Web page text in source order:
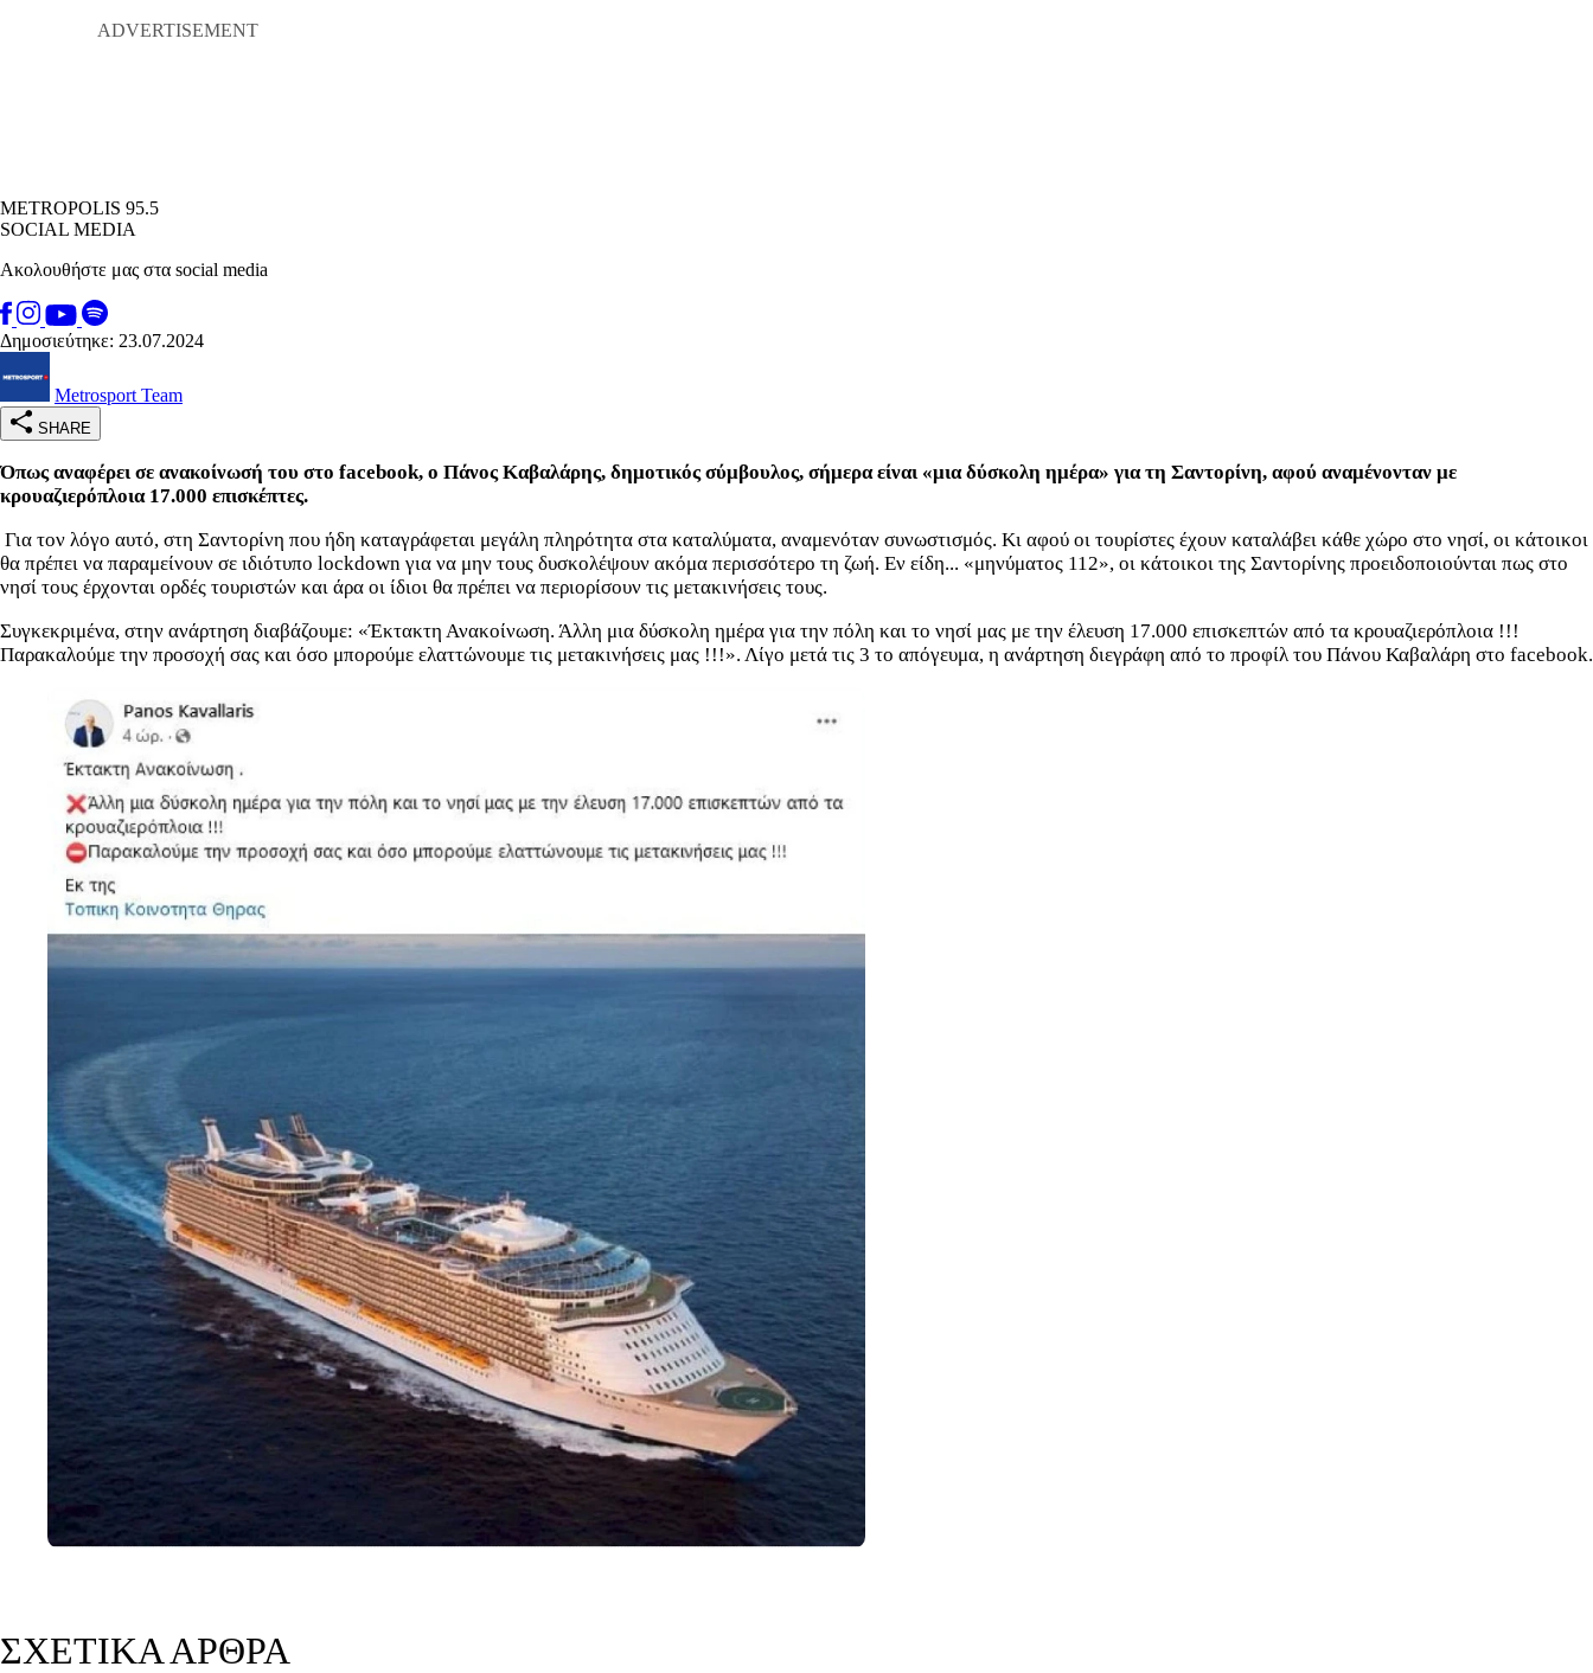
METROPOLIS 95.5
SOCIAL MEDIA
Ακολουθήστε μας στα social media
Δημοσιεύτηκε: 23.07.2024
Metrosport Team
SHARE
Όπως αναφέρει σε ανακοίνωσή του στο facebook, ο Πάνος Καβαλάρης, δημοτικός σύμβουλος, σήμερα είναι «μια δύσκολη ημέρα» για τη Σαντορίνη, αφού αναμένονταν με
κρουαζιερόπλοια 17.000 επισκέπτες.
Για τον λόγο αυτό, στη Σαντορίνη που ήδη καταγράφεται μεγάλη πληρότητα στα καταλύματα, αναμενόταν συνωστισμός. Κι αφού οι τουρίστες έχουν καταλάβει κάθε χώρο στο νησί, οι κάτοικοι
θα πρέπει να παραμείνουν σε ιδιότυπο lockdown για να μην τους δυσκολέψουν ακόμα περισσότερο τη ζωή. Εν είδη... «μηνύματος 112», οι κάτοικοι της Σαντορίνης προειδοποιούνται πως στο
νησί τους έρχονται ορδές τουριστών και άρα οι ίδιοι θα πρέπει να περιορίσουν τις μετακινήσεις τους.
Συγκεκριμένα, στην ανάρτηση διαβάζουμε: «Έκτακτη Ανακοίνωση. Άλλη μια δύσκολη ημέρα για την πόλη και το νησί μας με την έλευση 17.000 επισκεπτών από τα κρουαζιερόπλοια !!!
Παρακαλούμε την προσοχή σας και όσο μπορούμε ελαττώνουμε τις μετακινήσεις μας !!!». Λίγο μετά τις 3 το απόγευμα, η ανάρτηση διεγράφη από το προφίλ του Πάνου Καβαλάρη στο facebook.
ΣΧΕΤΙΚΑ ΑΡΘΡΑ